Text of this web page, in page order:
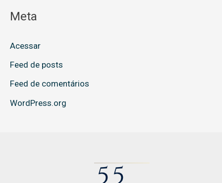
Meta
Acessar
Feed de posts
Feed de comentários
WordPress.org